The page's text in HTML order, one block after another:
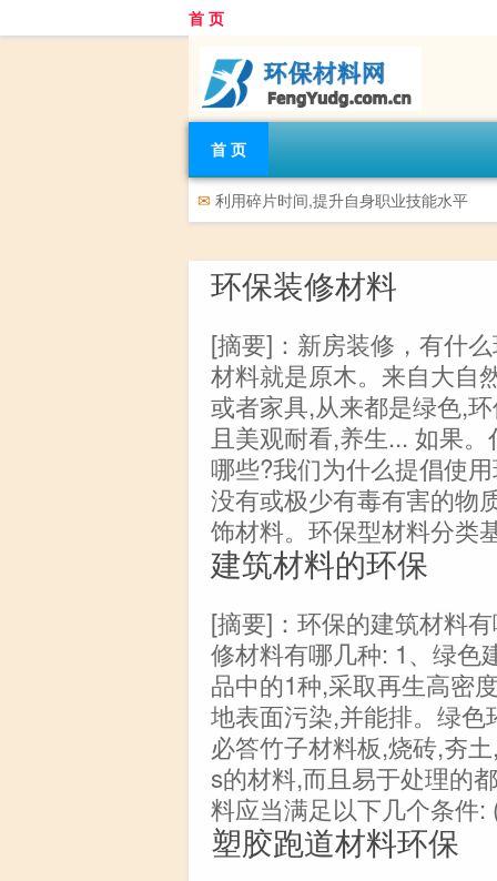
首 页
首 页
✉ 利用碎片时间,提升自身职业技能水平
环保装修材料
[摘要]：新房装修，有什
材料就是原木。来自大自
或者家具,从来都是绿色,
且美观耐看,养生... 如果
哪些?我们为什么提倡使
没有或极少有毒有害的物
饰材料。环保型材料分类
建筑材料的环保
[摘要]：环保的建筑材料
修材料有哪几种: 1、绿色
品中的1种,采取再生高密
地表面污染,并能排。绿
必答竹子材料板,烧砖,夯
s的材料,而且易于处理的
料应当满足以下几个条件
塑胶跑道材料环保